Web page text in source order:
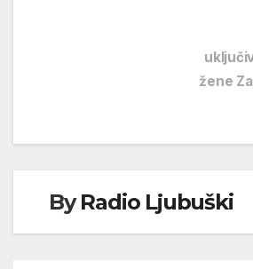
žene
ByRadio Ljubuški